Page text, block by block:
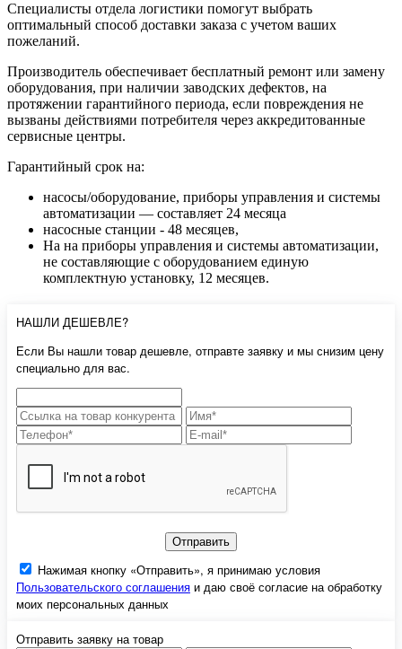
Специалисты отдела логистики помогут выбрать
оптимальный способ доставки заказа с учетом ваших
пожеланий.
Производитель обеспечивает бесплатный ремонт или замену
оборудования, при наличии заводских дефектов, на
протяжении гарантийного периода, если повреждения не
вызваны действиями потребителя через аккредитованные
сервисные центры.
Гарантийный срок на:
насосы/оборудование, приборы управления и системы
автоматизации — составляет 24 месяца
насосные станции - 48 месяцев,
На на приборы управления и системы автоматизации,
не составляющие с оборудованием единую
комплектную установку, 12 месяцев.
НАШЛИ ДЕШЕВЛЕ?
Если Вы нашли товар дешевле, отправте заявку и мы снизим цену
специально для вас.
Отправить
Нажимая кнопку «Отправить», я принимаю условия
Пользовательского соглашения и даю своё согласие на обработку
моих персональных данных
Отправить заявку на товар